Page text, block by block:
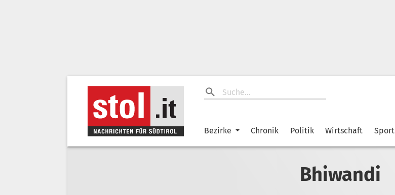
Bezirke Chronik Politik Wirtschaft Sport
Bhiwandi